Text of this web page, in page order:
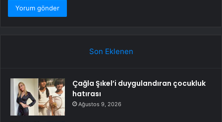
Son Eklenen
Çağla Şıkel’i duygulandıran çocukluk
hatırası
Ağustos 9, 2026